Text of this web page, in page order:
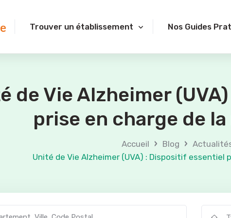
Trouver un établissement Nos Guides
de Vie Alzheimer
prise en charge de
Accueil › Blog ›
Unité de Vie Alzheimer (UVA) : Dispositif essentiel